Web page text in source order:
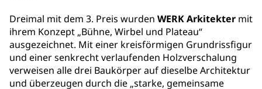
Dreimal mit dem 3. Preis wurden WERK Arkitekter mit
ihrem Konzept „Bühne, Wirbel und Plateau“
ausgezeichnet. Mit einer kreisförmigen Grundrissfigur
und einer senkrecht verlaufenden Holzverschalung
verweisen alle drei Baukörper auf dieselbe Architektur
und überzeugen durch die „starke, gemeinsame